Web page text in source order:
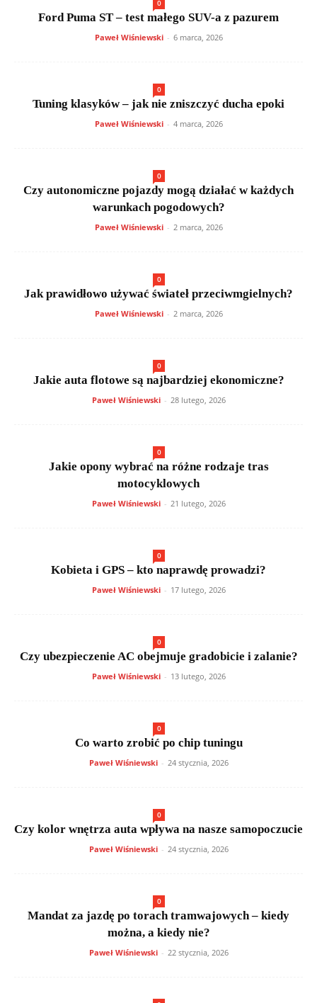
0
Ford Puma ST – test małego SUV-a z pazurem
Paweł Wiśniewski - 6 marca, 2026
0
Tuning klasyków – jak nie zniszczyć ducha epoki
Paweł Wiśniewski - 4 marca, 2026
0
Czy autonomiczne pojazdy mogą działać w każdych
warunkach pogodowych?
Paweł Wiśniewski - 2 marca, 2026
0
Jak prawidłowo używać świateł przeciwmgielnych?
Paweł Wiśniewski - 2 marca, 2026
0
Jakie auta flotowe są najbardziej ekonomiczne?
Paweł Wiśniewski - 28 lutego, 2026
0
Jakie opony wybrać na różne rodzaje tras
motocyklowych
Paweł Wiśniewski - 21 lutego, 2026
0
Kobieta i GPS – kto naprawdę prowadzi?
Paweł Wiśniewski - 17 lutego, 2026
0
Czy ubezpieczenie AC obejmuje gradobicie i zalanie?
Paweł Wiśniewski - 13 lutego, 2026
0
Co warto zrobić po chip tuningu
Paweł Wiśniewski - 24 stycznia, 2026
0
Czy kolor wnętrza auta wpływa na nasze samopoczucie
Paweł Wiśniewski - 24 stycznia, 2026
0
Mandat za jazdę po torach tramwajowych – kiedy
można, a kiedy nie?
Paweł Wiśniewski - 22 stycznia, 2026